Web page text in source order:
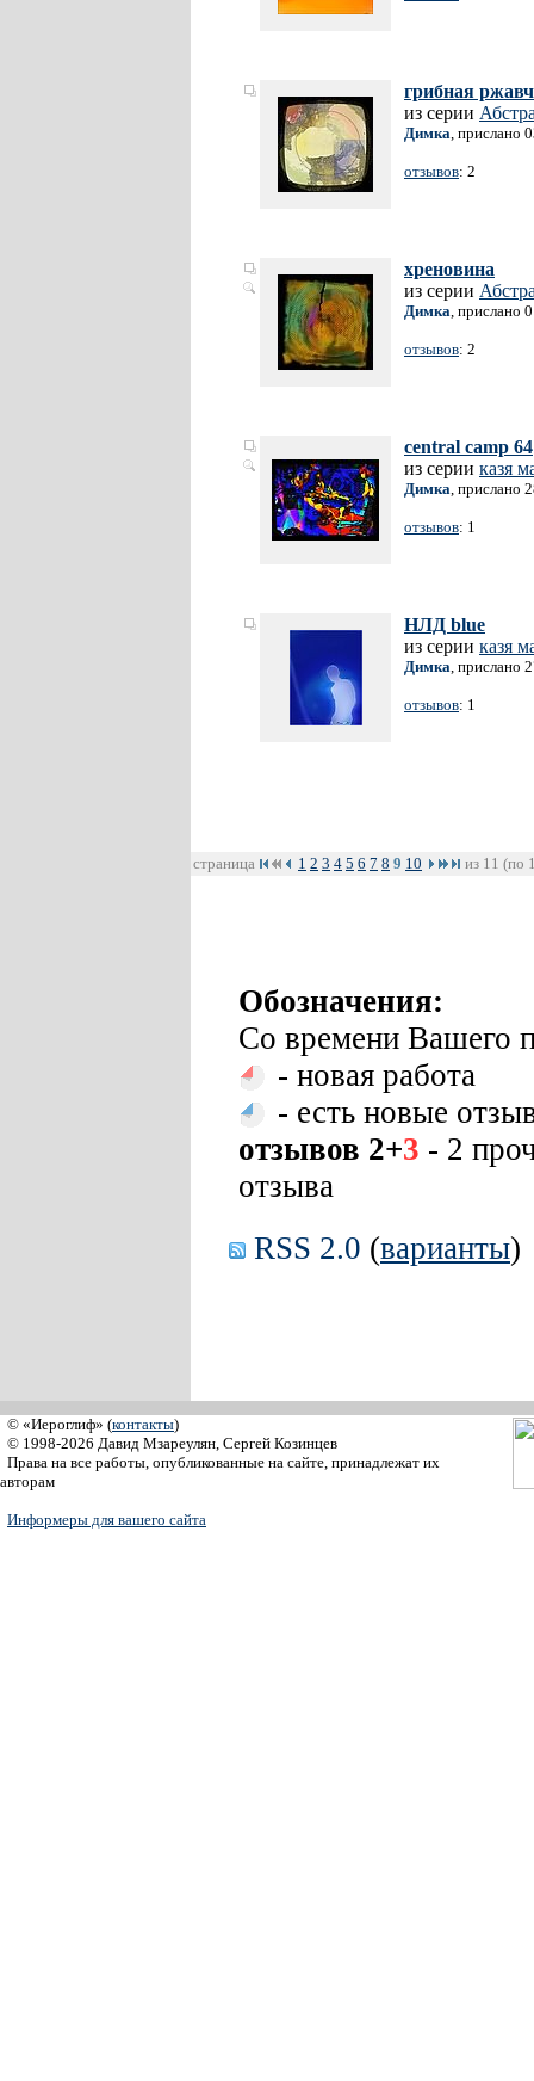
грибная
из серии
Димка, прислано
отзывов: 2
хреновина
из серии
Димка, прислано
отзывов: 2
central camp 64
из серии казя
Димка, прислано
отзывов: 1
НЛД blue
из серии казя
Димка, прислано
отзывов: 1
страница 1 2 3 4 5 6 7 8 9 10 из 11 (по
Обозначения:
Со времени Вашего
- новая работа
- есть новые
отзывов 2+3 - 2
отзыва
RSS 2.0 (варианты)
© «Иероглиф» (контакты)
© 1998-2026 Давид Мзареулян, Сергей Козинцев
Права на все работы, опубликованные на сайте, принадлежат их
авторам
Информеры для вашего сайта